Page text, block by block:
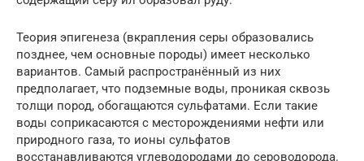
Теория эпигенеза (вкрапления серы образовались
позднее, чем основные породы) имеет несколько
вариантов. Самый распространённый из них
предполагает, что подземные воды, проникая сквозь
толщи пород, обогащаются сульфатами. Если такие
воды соприкасаются с месторождениями нефти или
природного газа, то ионы сульфатов
восстанавливаются углеводородами до сероводорода.